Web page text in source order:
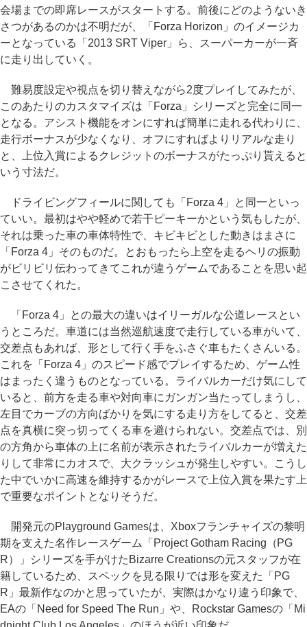
会場までの即席レースがスタートする。前後にどのようないき
さつがあるのかは不明だが、「Forza Horizon」のイメージカ
ーとなっている「2013 SRT Viper」ら、スーパーカーが一斉
に走り出していく。
難易度設定や視点を切り替えながら2度プレイしてみたが、
このあたりのカスタマイズは「Forza」シリーズと完全に同一
となる。アシスト機能をオンにすれば簡単に走れる代わりに、
走行ボーナスが少なくなり、オフにすればよりリアルな走り
と、上位入賞によるクレジットのボーナスがたっぷり貰えると
いう寸法だ。
ドライビングフィールに関しても「Forza 4」と同一といっ
ていい。最初はやや軽めで若干ピーキーかという気もしたが、
それは乗った車の車体特性で、キビキビとした動きはまさに
「Forza 4」そのものだ。とおもったら上空を走るヘリの振動
がビリビリ伝わってきてこれが違うゲームであることを思い起
こさせてくれた。
「Forza 4」との最大の違いはイリーガルな公道レースとい
うところだ。車道には当然巡航速度で走行している車がいて、
交差点もあれば、形として行く手をふさぐ車もたくさんいる。
これを「Forza 4」のスピード感でプレイするため、ゲーム性
はまったく違うものとなっている。ライバルカーだけ気にして
いると、前方を走る車や対向車にガンガン当たってしまうし、
左目でカーブの方向ばかりを気にする走り方をしてると、交差
点を真横に突っ切ってくる車を避けられない。交差点では、別
の方角から車体の上に名前が表示されたライバルカーが増えた
りして非常にカオスで、大クラッシュが発生しやすい。こうし
た中でいかに高速を維持するかがレースで上位入賞を果たす上
で重要なポイントとなりそうだ。
開発元のPlayground Gamesは、Xboxフランチャイズの黎明
期を支えた名作レースゲーム「Project Gotham Racing（PG
R）」シリーズを手がけたBizarre Creationsの元スタッフが在
籍しているため、スペックを見る限りでは形を変えた「PG
R」最新作なのかと思っていたが、実際はかなり違う印象で、
EAの「Need for Speed The Run」や、Rockstar Gamesの「Mi